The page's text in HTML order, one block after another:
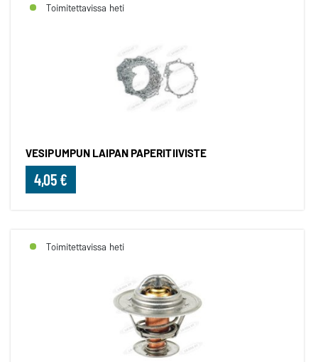
Toimitettavissa heti
VESIPUMPUN LAIPAN PAPERITIIVISTE
4,05 €
Toimitettavissa heti